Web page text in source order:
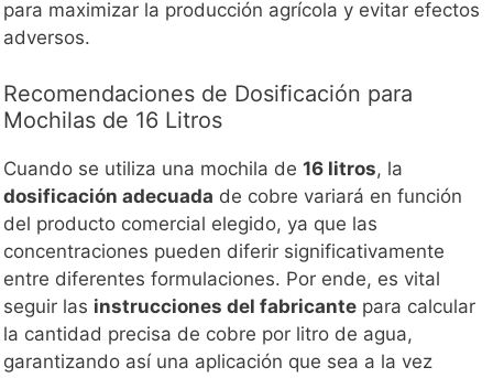
para maximizar la producción agrícola y evitar efectos
adversos.
Recomendaciones de Dosificación para
Mochilas de 16 Litros
Cuando se utiliza una mochila de 16 litros, la
dosificación adecuada de cobre variará en función
del producto comercial elegido, ya que las
concentraciones pueden diferir significativamente
entre diferentes formulaciones. Por ende, es vital
seguir las instrucciones del fabricante para calcular
la cantidad precisa de cobre por litro de agua,
garantizando así una aplicación que sea a la vez